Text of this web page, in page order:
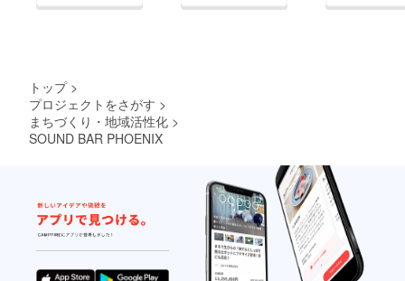
トップ >
プロジェクトをさがす >
まちづくり・地域活性化 >
SOUND BAR PHOENIX